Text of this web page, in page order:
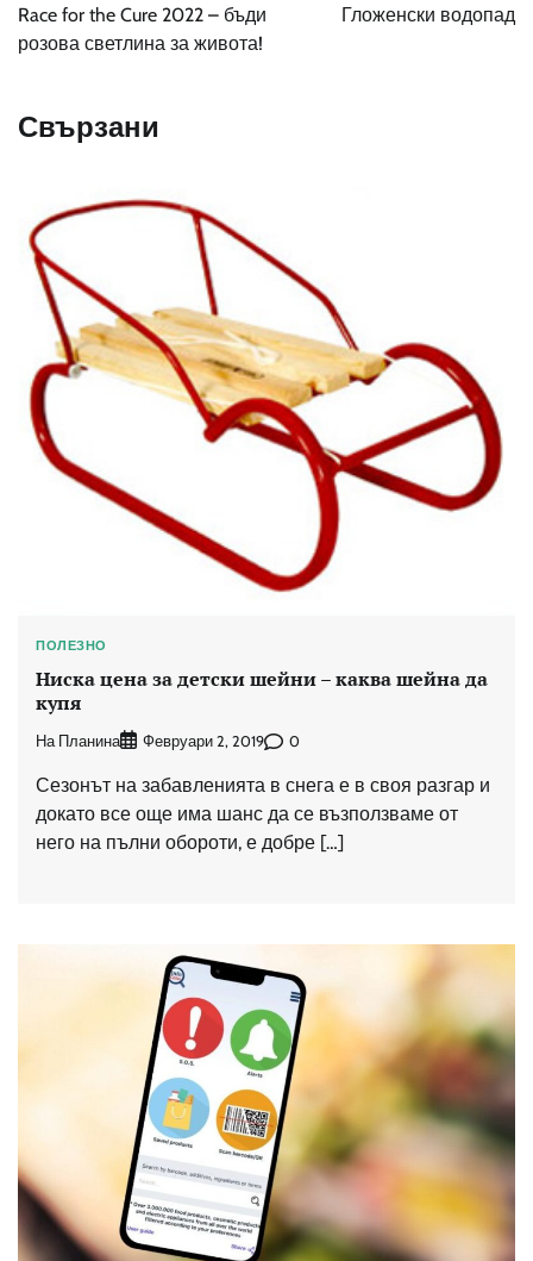
Race for the Cure 2022 – бъди
розова светлина за живота!
Гложенски водопад
Свързани
ПОЛЕЗНО
Ниска цена за детски шейни – каква шейна да
купя
На Планина Февруари 2, 2019 0
Сезонът на забавленията в снега е в своя разгар и
докато все още има шанс да се възползваме от
него на пълни обороти, е добре […]